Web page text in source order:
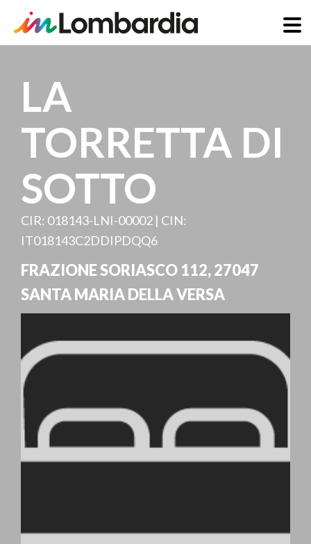
content
LA
TORRETTA DI
SOTTO
CIR: 018143-LNI-00002 | CIN:
IT018143C2DDIPDQQ6
FRAZIONE SORIASCO 112,27047
SANTA MARIA DELLA VERSA